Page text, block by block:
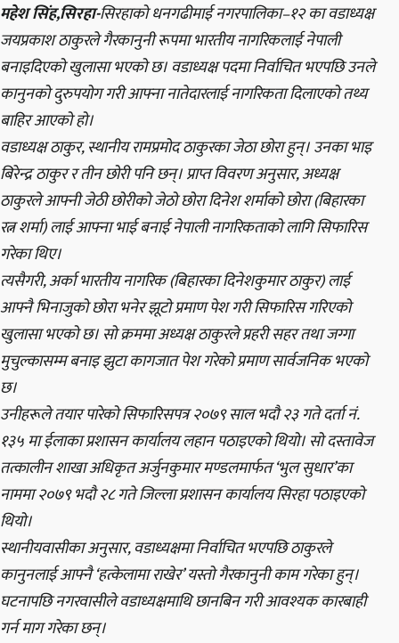
महेश सिंह,सिरहा-सिरहाको धनगढीमाई नगरपालिका–१२ का वडाध्यक्ष
जयप्रकाश ठाकुरले गैरकानुनी रूपमा भारतीय नागरिकलाई नेपाली
बनाइदिएको खुलासा भएको छ। वडाध्यक्ष पदमा निर्वाचित भएपछि उनले
कानुनको दुरुपयोग गरी आफ्ना नातेदारलाई नागरिकता दिलाएको तथ्य
बाहिर आएको हो।
वडाध्यक्ष ठाकुर, स्थानीय रामप्रमोद ठाकुरका जेठा छोरा हुन्। उनका भाइ
बिरेन्द्र ठाकुर र तीन छोरी पनि छन्। प्राप्त विवरण अनुसार, अध्यक्ष
ठाकुरले आफ्नी जेठी छोरीको जेठो छोरा दिनेश शर्माको छोरा (बिहारका
रत्न शर्मा) लाई आफ्ना भाई बनाई नेपाली नागरिकताको लागि सिफारिस
गरेका थिए।
त्यसैगरी, अर्का भारतीय नागरिक (बिहारका दिनेशकुमार ठाकुर) लाई
आफ्नै भिनाजुको छोरा भनेर झूटो प्रमाण पेश गरी सिफारिस गरिएको
खुलासा भएको छ। सो क्रममा अध्यक्ष ठाकुरले प्रहरी सहर तथा जग्गा
मुचुल्कासम्म बनाइ झुटा कागजात पेश गरेको प्रमाण सार्वजनिक भएको
छ।
उनीहरूले तयार पारेको सिफारिसपत्र२०७९साल भदौ २३ गते दर्ता नं.
१३५ मा ईलाका प्रशासन कार्यालय लहान पठाइएको थियो। सो दस्तावेज
तत्कालीन शाखा अधिकृत अर्जुनकुमार मण्डलमार्फत ‘भुल सुधार’का
नाममा२०७९भदौ २८ गते जिल्ला प्रशासन कार्यालय सिरहा पठाइएको
थियो।
स्थानीयवासीका अनुसार, वडाध्यक्षमा निर्वाचित भएपछि ठाकुरले
कानुनलाई आफ्नै ‘हत्केलामा राखेर’ यस्तो गैरकानुनी काम गरेका हुन्।
घटनापछि नगरवासीले वडाध्यक्षमाथि छानबिन गरी आवश्यक कारबाही
गर्न माग गरेका छन्।